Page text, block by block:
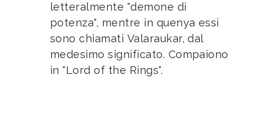
letteralmente "demone di
potenza", mentre in quenya essi
sono chiamati Valaraukar, dal
medesimo significato. Compaiono
in "Lord of the Rings".